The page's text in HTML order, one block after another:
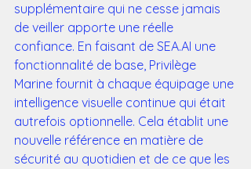
supplémentaire qui ne cesse jamais
de veiller apporte une réelle
confiance. En faisant de SEA.AI une
fonctionnalité de base, Privilège
Marine fournit à chaque équipage une
intelligence visuelle continue qui était
autrefois optionnelle. Cela établit une
nouvelle référence en matière de
sécurité au quotidien et de ce que les